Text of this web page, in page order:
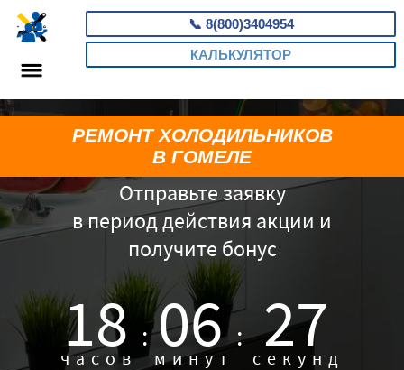
📞 8(800)3404954
КАЛЬКУЛЯТОР
Отправьте заявку
в период действия акции и
получите бонус
18 :
часов 06 :
минут 26
секунд
РЕМОНТ ХОЛОДИЛЬНИКОВ
В ГОМЕЛЕ